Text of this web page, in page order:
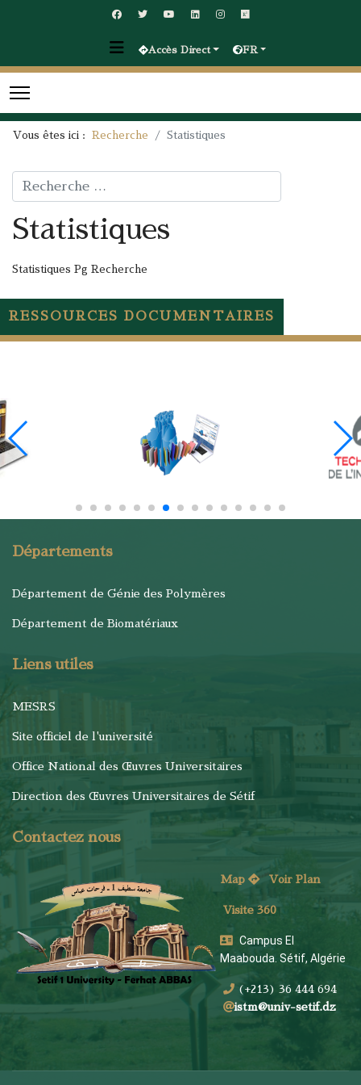
Accès Direct FR
Vous êtes ici : Recherche Statistiques
Rechercher
Statistiques
Statistiques Pg Recherche
RESSOURCES DOCUMENTAIRES
Départements
Département de Génie des Polymères
Département de Biomatériaux
Liens utiles
MESRS
Site officiel de l'université
Office National des Œuvres Universitaires
Direction des Œuvres Universitaires de Sétif
Contactez nous
Map Voir Plan
Visite 360
Campus El
Maabouda. Sétif, Algérie
(+213) 36 444 694
istm@univ-setif.dz